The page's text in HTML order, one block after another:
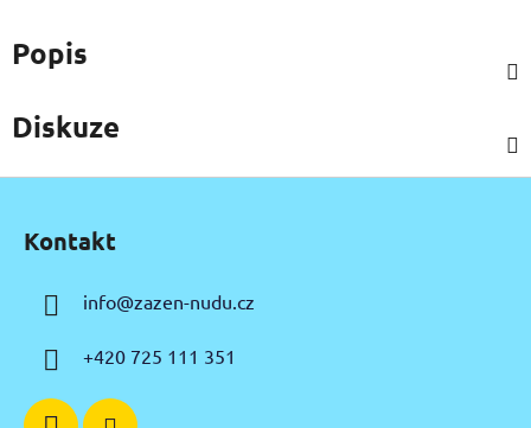
Popis
Diskuze
Kontakt
info@zazen-nudu.cz
+420 725 111 351